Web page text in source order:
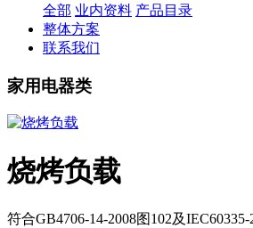
全部 业内资料 产品目录
整体方案
联系我们
家用电器类
烧烤负载
符合GB4706-14-2008图102及